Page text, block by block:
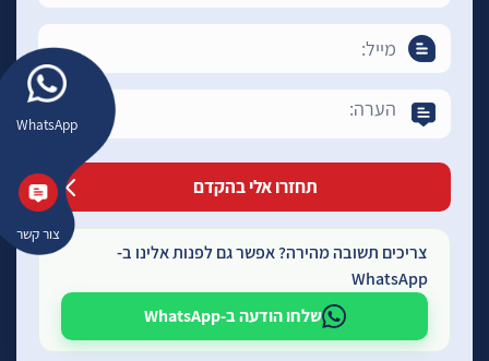
WhatsApp
צור קשר
צריכים תשובה מהירה? אפשר גם לפנות אלינו ב-
WhatsApp
שלחו הודעה ב-WhatsApp